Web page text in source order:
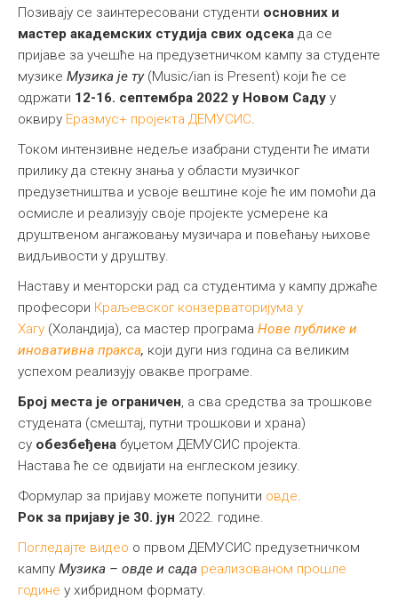
Позивају се заинтересовани студенти основних и
мастер академских студија свих одсека да се
пријаве за учешће на предузетничком кампу за студенте
музике Музика је ту (Music/ian is Present) који ће се
одржати 12-16. септембра 2022 у Новом Саду у
оквиру Еразмус+ пројекта ДЕМУСИС.
Током интензивне недеље изабрани студенти ће имати
прилику да стекну знања у области музичког
предузетништва и усвоје вештине које ће им помоћи да
осмисле и реализују своје пројекте усмерене ка
друштвеном ангажовању музичара и повећању њихове
видљивости у друштву.
Наставу и менторски рад са студентима у кампу држаће
професори Краљевског конзерваторијума у
Хагу (Холандија), са мастер програма Нове публике и
иновативна пракса, који дуги низ година са великим
успехом реализују овакве програме.
Број места је ограничен, а сва средства за трошкове
студената (смештај, путни трошкови и храна)
су обезбеђена буџетом ДЕМУСИС пројекта.
Настава ће се одвијати на енглеском језику.
Формулар за пријаву можете попунити овде.
Рок за пријаву је 30. јун 2022. године.
Погледајте видео о првом ДЕМУСИС предузетничком
кампу Музика – овде и сада реализованом прошле
године у хибридном формату.